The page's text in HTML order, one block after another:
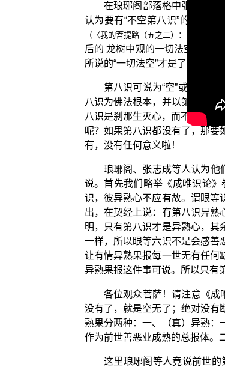
在琅琊阁部落格中张志成说
认为要有“不空第八识”的“八识
（〈我的菩提路（五之二）：张志成
后的 龙树中观的一切法空却是
所说的“一切法空”才是了义的中观
第八识可说为“空”或“不空”
八识为佛法根本，并以第八识
八识是刹那生灭心，而不是 平
呢？如果第八识都没有了，那
有，没有任何意义啦！
琅琊阁、张志成等人认为他
说。首先我们略举《成唯识论
识，彼异熟心不应有故。谓眼等
出，在契经上说：有第八识异
明，只有第八识才是异熟心，
一样，所以眼等六识不是会感善
让有情异熟果报每一世无有任何
异熟果报这件事可说。所以只有
各位观众菩萨！请注意《成
没有了，就是空无了；绝对没有
熟果分两种：一、（真）异熟：
作为前世善恶业成熟的总报体。
这里琅琊阁等人竟说前世